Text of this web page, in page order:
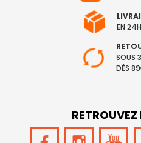
EN
SOUS
DÈS
RETROUVEZ